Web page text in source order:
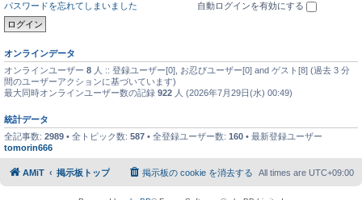
パスワードを忘れてしまいました
自動ログインを有効にする
オンラインデータ
オンラインユーザー 8 人 :: 登録ユーザー[0], お忍びユーザー[0] and ゲスト[8] (過去 3 分
間のユーザーアクションに基づいています)
最大同時オンラインユーザー数の記録 922 人 (2026年7月29日(水) 00:49)
統計データ
全記事数: 2989 • 全トピック数: 587 • 全登録ユーザー数: 160 • 最新登録ユーザー
tomorin666
AMiT 掲示板トップ All times are UTC+09:00
掲示板の cookie を消去する